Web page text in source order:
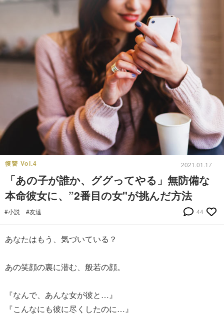
復讐 Vol.4 2021.01.17
「あの子が誰か、ググってやる」無防備な
本命彼女に、”2番目の女"が挑んだ方法
#小説 #友達 44
あなたはもう、気づいている？
あの笑顔の裏に潜む、般若の顔。
『なんで、あんな女が彼と…』
『こんなにも彼に尽くしたのに…』